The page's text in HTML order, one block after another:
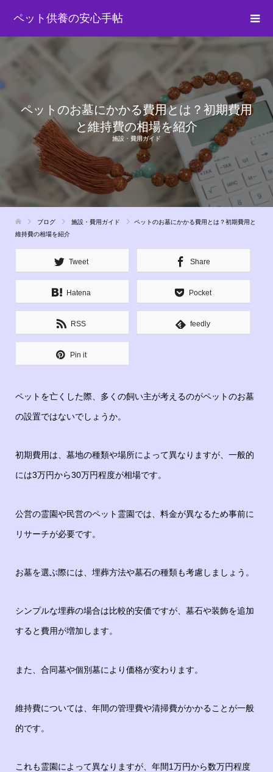
ペット供養の安心手帖
ペットのお墓にかかる費用とは？初期費用
と維持費の相場を紹介
施設・費用ガイド
ブログ 施設・費用ガイド
ペットのお墓にかかる費用とは？初期費用と
維持費の相場を紹介
Tweet Share
Hatena Pocket
RSS feedly
Pin it
ペットを亡くした際、多くの飼い主が考えるのがペットのお墓
の設置ではないでしょうか。
初期費用は、墓地の種類や場所によって異なりますが、一般的
には3万円から30万円程度が相場です。
公営の霊園や民営のペット霊園では、料金が異なるため事前に
リサーチが必要です。
お墓を選ぶ際には、埋葬方法や墓石の種類も考慮しましょう。
シンプルな埋葬の場合は比較的安価ですが、墓石や装飾を追加
すると費用が増加します。
また、合同墓や個別墓により価格が変わります。
維持費については、年間の管理費や清掃費がかかることが一般
的です。
これも霊園によって異なりますが、年間1万円から数万円程度